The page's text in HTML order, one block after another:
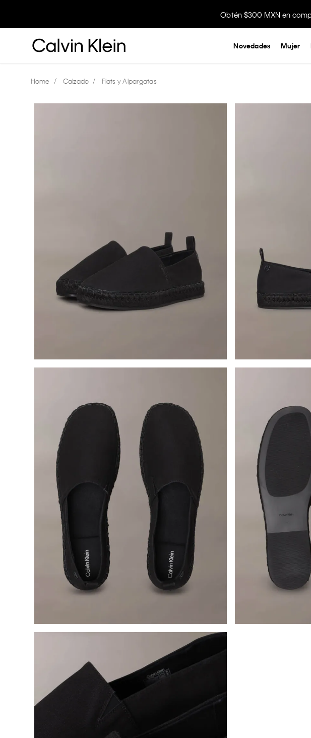
Obtén $300 MXN en
Disfruta
Novedades Mujer
Calzado Flats y Alpargatas